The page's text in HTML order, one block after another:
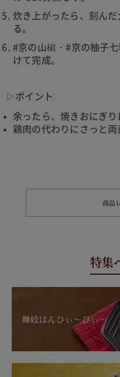
炊き上がったら、刻ん
る。
#京の山椒・#京の柚子
けて完成。
▷ポイント
余ったら、焼きおにぎり
鶏肉の代わりにさっと
商品
特集